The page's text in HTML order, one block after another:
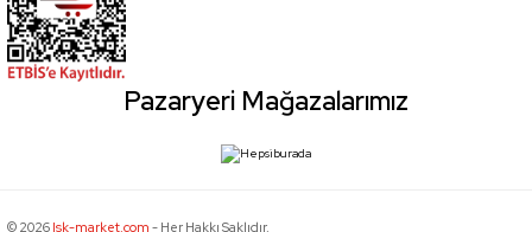
Pazaryeri Mağazalarımız
© 2026 Isk-market.com - Her Hakkı Saklıdır.